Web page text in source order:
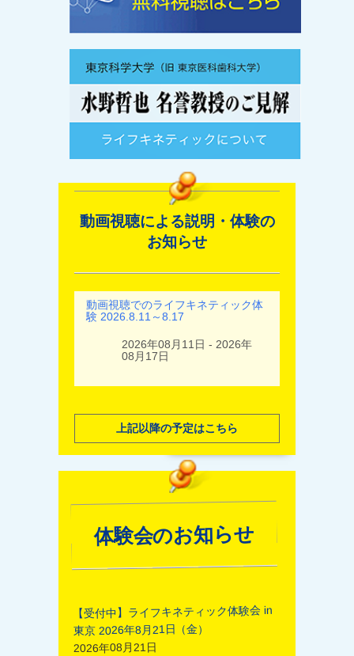
動画視聴による説明・体験の
お知らせ
動画視聴でのライフキネティック体
験 2026.8.11～8.17
2026年08月11日 - 2026年
08月17日
上記以降の予定はこちら
体験会のお知らせ
【受付中】ライフキネティック体験会 in
東京 2026年8月21日（金）
2026年08月21日